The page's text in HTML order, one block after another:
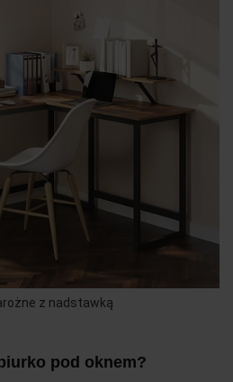
z nadstawką
pod oknem?